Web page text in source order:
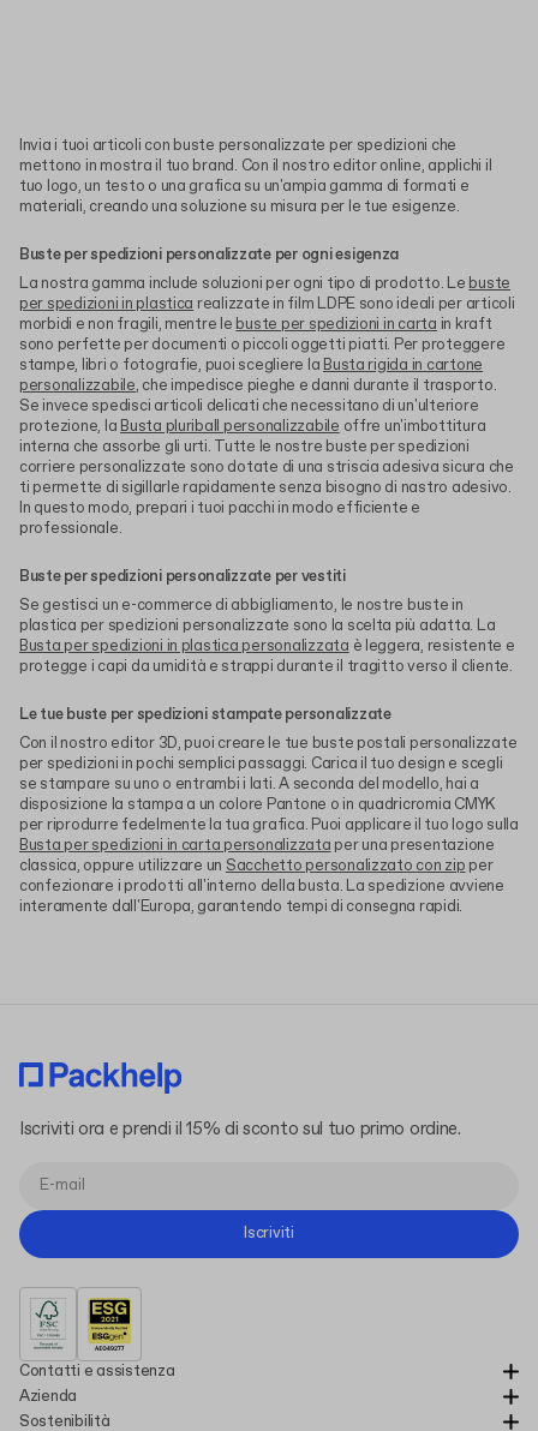
Invia i tuoi articoli con buste personalizzate per spedizioni che
mettono in mostra il tuo brand. Con il nostro editor online, applichi il
tuo logo, un testo o una grafica su un'ampia gamma di formati e
materiali, creando una soluzione su misura per le tue esigenze.
Buste per spedizioni personalizzate per ogni esigenza
La nostra gamma include soluzioni per ogni tipo di prodotto. Le buste
per spedizioni in plastica realizzate in film LDPE sono ideali per articoli
morbidi e non fragili, mentre le buste per spedizioni in carta in kraft
sono perfette per documenti o piccoli oggetti piatti. Per proteggere
stampe, libri o fotografie, puoi scegliere la Busta rigida in cartone
personalizzabile, che impedisce pieghe e danni durante il trasporto.
Se invece spedisci articoli delicati che necessitano di un'ulteriore
protezione, la Busta pluriball personalizzabile offre un'imbottitura
interna che assorbe gli urti. Tutte le nostre buste per spedizioni
corriere personalizzate sono dotate di una striscia adesiva sicura che
ti permette di sigillarle rapidamente senza bisogno di nastro adesivo.
In questo modo, prepari i tuoi pacchi in modo efficiente e
professionale.
Buste per spedizioni personalizzate per vestiti
Se gestisci un e-commerce di abbigliamento, le nostre buste in
plastica per spedizioni personalizzate sono la scelta più adatta. La
Busta per spedizioni in plastica personalizzata è leggera, resistente e
protegge i capi da umidità e strappi durante il tragitto verso il cliente.
Le tue buste per spedizioni stampate personalizzate
Con il nostro editor 3D, puoi creare le tue buste postali personalizzate
per spedizioni in pochi semplici passaggi. Carica il tuo design e scegli
se stampare su uno o entrambi i lati. A seconda del modello, hai a
disposizione la stampa a un colore Pantone o in quadricromia CMYK
per riprodurre fedelmente la tua grafica. Puoi applicare il tuo logo sulla
Busta per spedizioni in carta personalizzata per una presentazione
classica, oppure utilizzare un Sacchetto personalizzato con zip per
confezionare i prodotti all'interno della busta. La spedizione avviene
interamente dall'Europa, garantendo tempi di consegna rapidi.
Contatti e assistenza
Azienda
Sostenibilità
Iscriviti ora e prendi il 15% di sconto sul tuo primo ordine.
Iscriviti